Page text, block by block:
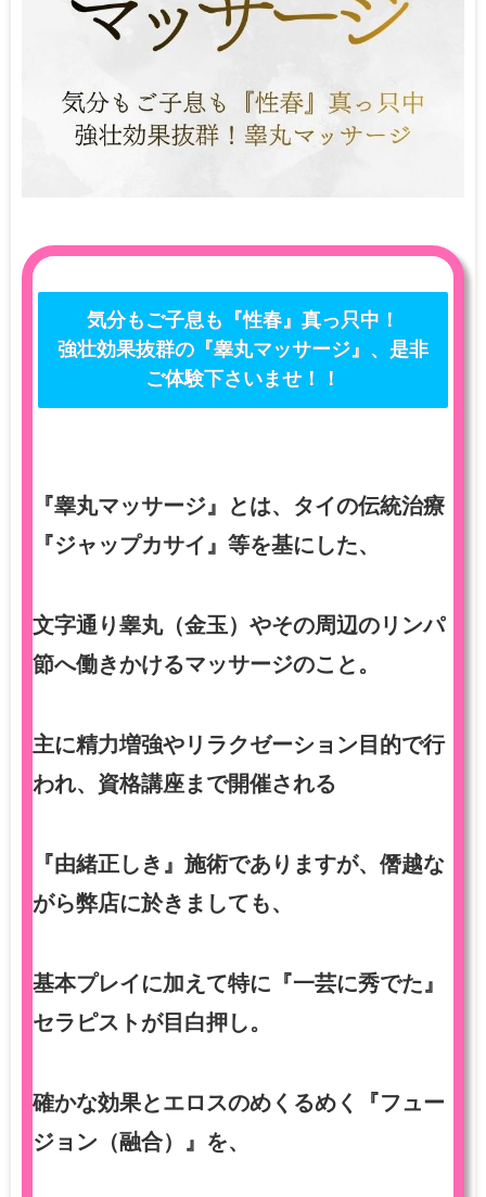
気分もご子息も『性春』真っ只中！
強壮効果抜群の『睾丸マッサージ』、是非
ご体験下さいませ！！
『睾丸マッサージ』とは、タイの伝統治療
『ジャップカサイ』等を基にした、
文字通り睾丸（金玉）やその周辺のリンパ
節へ働きかけるマッサージのこと。
主に精力増強やリラクゼーション目的で行
われ、資格講座まで開催される
『由緒正しき』施術でありますが、僭越な
がら弊店に於きましても、
基本プレイに加えて特に『一芸に秀でた』
セラピストが目白押し。
確かな効果とエロスのめくるめく『フュー
ジョン（融合）』を、